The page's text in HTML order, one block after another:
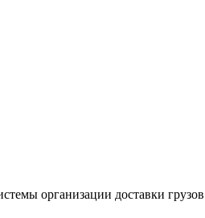
организации доставки